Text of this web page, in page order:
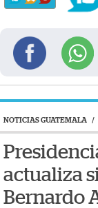
NOTICIAS GUATEMALA /
actualiza
Bernardo